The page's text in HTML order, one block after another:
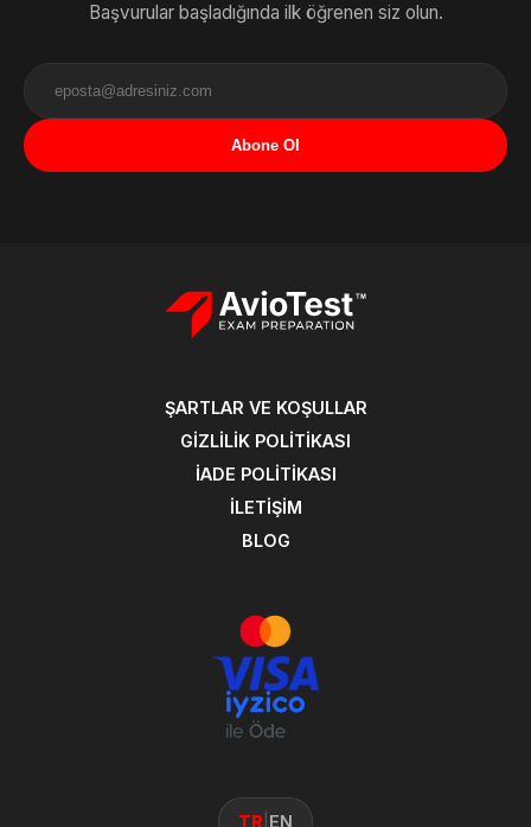
Başvurular başladığında ilk öğrenen siz olun.
Abone Ol
ŞARTLAR VE KOŞULLAR
GIZLILIK POLITIKASI
İADE POLITIKASI
İLETIŞIM
BLOG
TR EN